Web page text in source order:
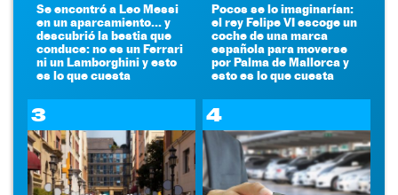
Se encontró a Leo Messi
en un aparcamiento... y
descubrió la bestia que
conduce: no es un Ferrari
ni un Lamborghini y esto
es lo que cuesta
Pocos se lo imaginarían:
el rey Felipe VI escoge un
coche de una marca
española para moverse
por Palma de Mallorca y
esto es lo que cuesta
3 4